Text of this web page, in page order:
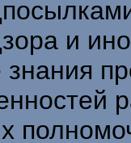
и